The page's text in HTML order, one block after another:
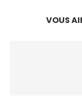
VOUS